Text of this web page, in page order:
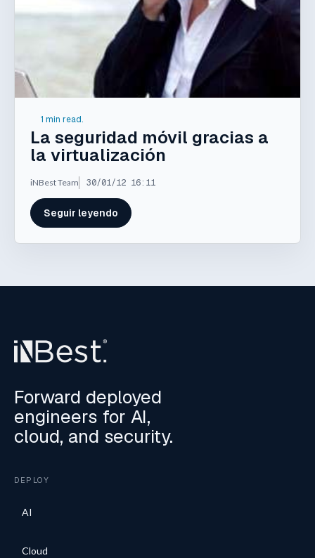
1 min read.
La seguridad móvil gracias a
la virtualización
iNBest Team 30/01/12 16:11
Seguir leyendo
Forward deployed
engineers for AI,
cloud, and security.
DEPLOY
AI
Cloud